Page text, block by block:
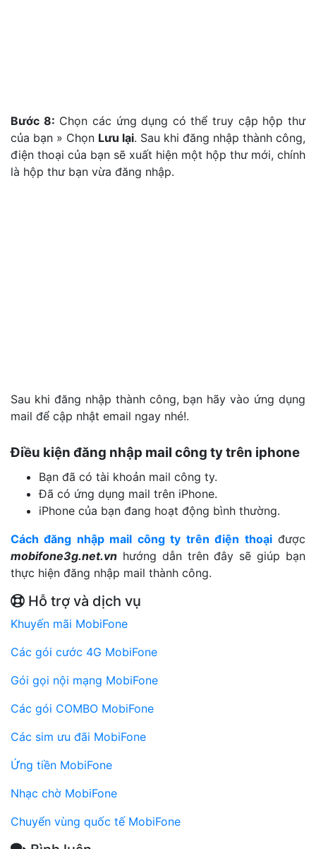
Bước 8: Chọn các ứng dụng có thể truy cập hộp thư
của bạn » Chọn Lưu lại. Sau khi đăng nhập thành công,
điện thoại của bạn sẽ xuất hiện một hộp thư mới, chính
là hộp thư bạn vừa đăng nhập.
Sau khi đăng nhập thành công, bạn hãy vào ứng dụng
mail để cập nhật email ngay nhé!.
Điều kiện đăng nhập mail công ty trên iphone
Bạn đã có tài khoản mail công ty.
Đã có ứng dụng mail trên iPhone.
iPhone của bạn đang hoạt động bình thường.
Cách đăng nhập mail công ty trên điện thoạiđược
mobifone3g.net.vn hướng dẫn trên đây sẽ giúp bạn
thực hiện đăng nhập mail thành công.
Hỗ trợ và dịch vụ
Khuyến mãi MobiFone
Các gói cước 4G MobiFone
Gói gọi nội mạng MobiFone
Các gói COMBO MobiFone
Các sim ưu đãi MobiFone
Ứng tiền MobiFone
Nhạc chờ MobiFone
Chuyển vùng quốc tế MobiFone